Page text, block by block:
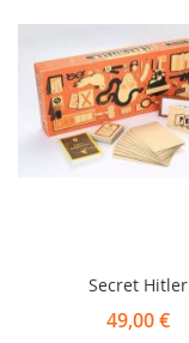
Secret Hitler
49,00 €